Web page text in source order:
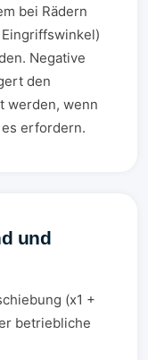
bei Rädern
Negative
den
werden, wenn
erfordern.
und
(x1 +
betriebliche